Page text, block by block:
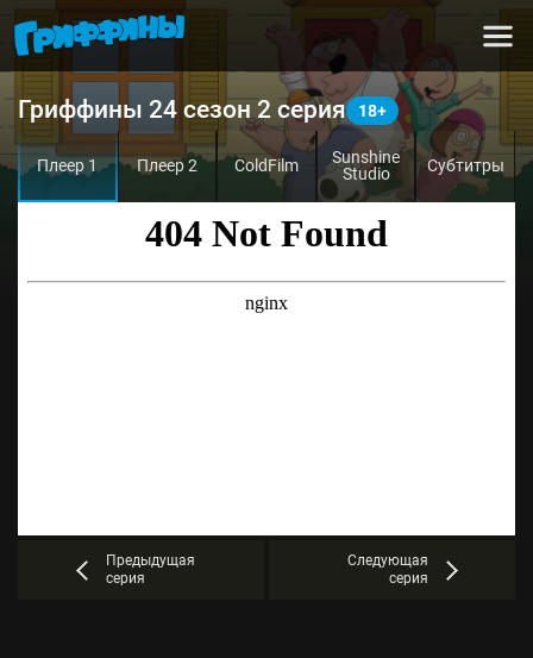
Гриффины 24 сезон 2 серия
Плеер 1 Плеер 2 ColdFilm
Sunshine
Studio
Субтитры
Предыдущая
серия
Следующая
серия